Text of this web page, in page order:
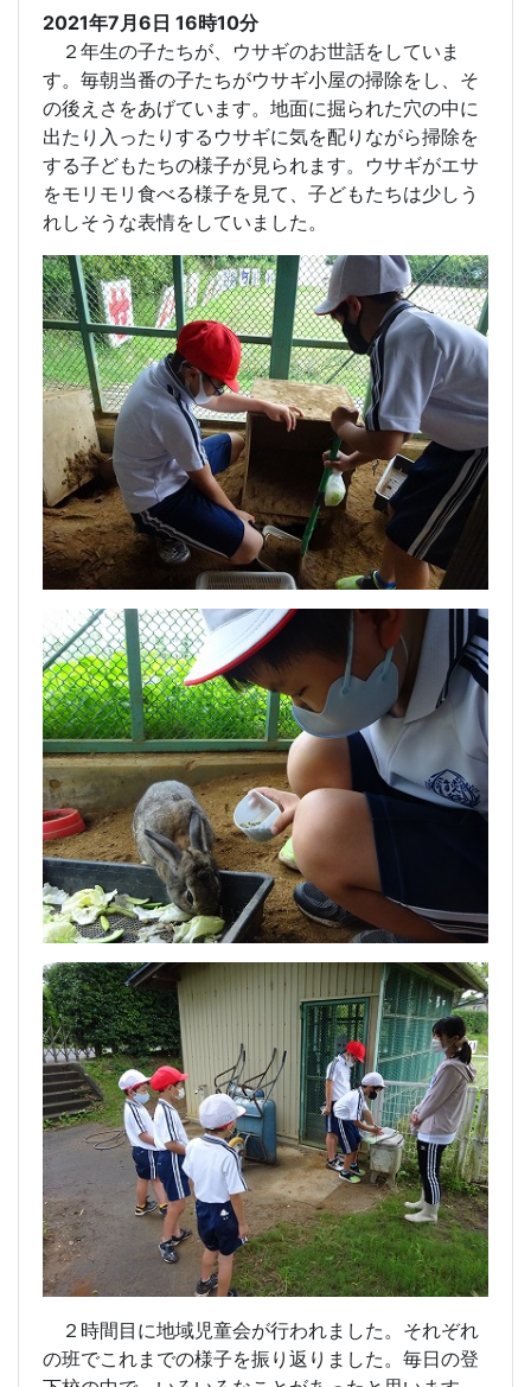
2021年7月6日 16時10分
２年生の子たちが、ウサギのお世話をしていま
す。毎朝当番の子たちがウサギ小屋の掃除をし、そ
の後えさをあげています。地面に掘られた穴の中に
出たり入ったりするウサギに気を配りながら掃除を
する子どもたちの様子が見られます。ウサギがエサ
をモリモリ食べる様子を見て、子どもたちは少しう
れしそうな表情をしていました。
２時間目に地域児童会が行われました。それぞれ
の班でこれまでの様子を振り返りました。毎日の登